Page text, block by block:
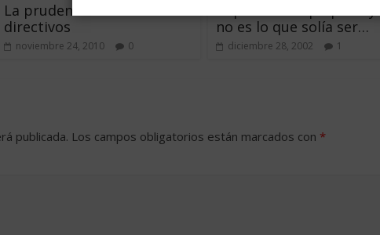
La prudencia de los
directivos
noviembre 24, 2010 0
no es lo que solía ser…
diciembre 28, 2002 1
publicada. Los campos obligatorios están marcados con *